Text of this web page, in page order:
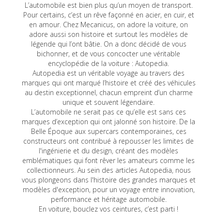
L’automobile est bien plus qu’un moyen de transport.
Pour certains, c’est un rêve façonné en acier, en cuir, et
en amour. Chez Mecanicus, on adore la voiture, on
adore aussi son histoire et surtout les modèles de
légende qui l’ont bâtie. On a donc décidé de vous
bichonner, et de vous concocter une véritable
encyclopédie de la voiture : Autopedia.
Autopedia est un véritable voyage au travers des
marques qui ont marqué l’histoire et créé des véhicules
au destin exceptionnel, chacun empreint d’un charme
unique et souvent légendaire.
L’automobile ne serait pas ce qu’elle est sans ces
marques d’exception qui ont jalonné son histoire. De la
Belle Époque aux supercars contemporaines, ces
constructeurs ont contribué à repousser les limites de
l'ingénierie et du design, créant des modèles
emblématiques qui font rêver les amateurs comme les
collectionneurs. Au sein des articles Autopedia, nous
vous plongeons dans l'histoire des grandes marques et
modèles d'exception, pour un voyage entre innovation,
performance et héritage automobile.
En voiture, bouclez vos ceintures, c’est parti !